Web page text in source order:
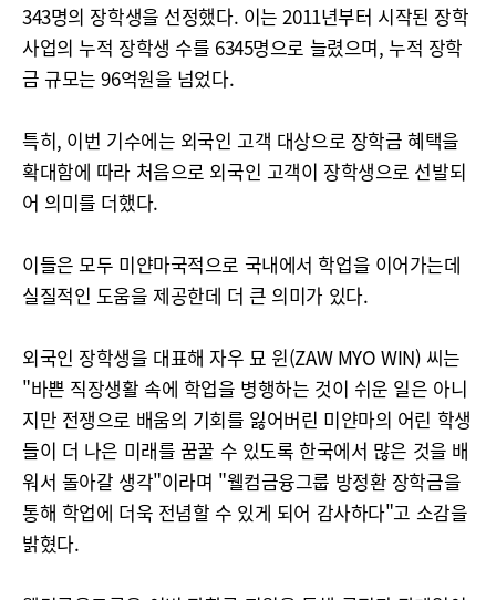
343명의 장학생을 선정했다. 이는 2011년부터 시작된 장학
사업의 누적 장학생 수를 6345명으로 늘렸으며, 누적 장학
금 규모는 96억원을 넘었다.
특히, 이번 기수에는 외국인 고객 대상으로 장학금 혜택을
확대함에 따라 처음으로 외국인 고객이 장학생으로 선발되
어 의미를 더했다.
이들은 모두 미얀마국적으로 국내에서 학업을 이어가는데
실질적인 도움을 제공한데 더 큰 의미가 있다.
외국인 장학생을 대표해 자우 묘 윈(ZAW MYO WIN) 씨는
"바쁜 직장생활 속에 학업을 병행하는 것이 쉬운 일은 아니
지만 전쟁으로 배움의 기회를 잃어버린 미얀마의 어린 학생
들이 더 나은 미래를 꿈꿀 수 있도록 한국에서 많은 것을 배
워서 돌아갈 생각"이라며 "웰컴금융그룹 방정환 장학금을
통해 학업에 더욱 전념할 수 있게 되어 감사하다"고 소감을
밝혔다.